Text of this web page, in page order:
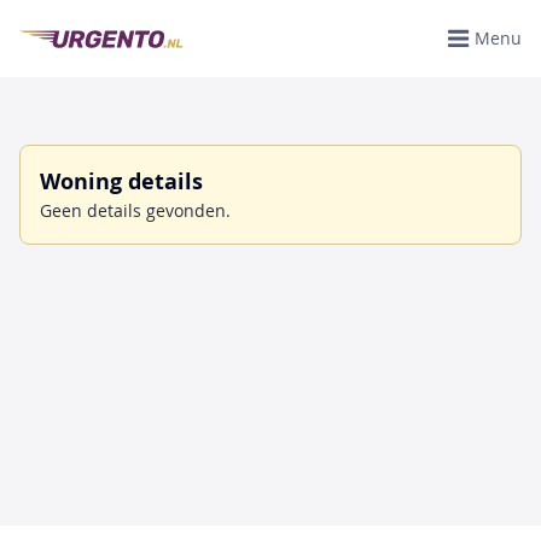
Menu
Woning details
Geen details gevonden.